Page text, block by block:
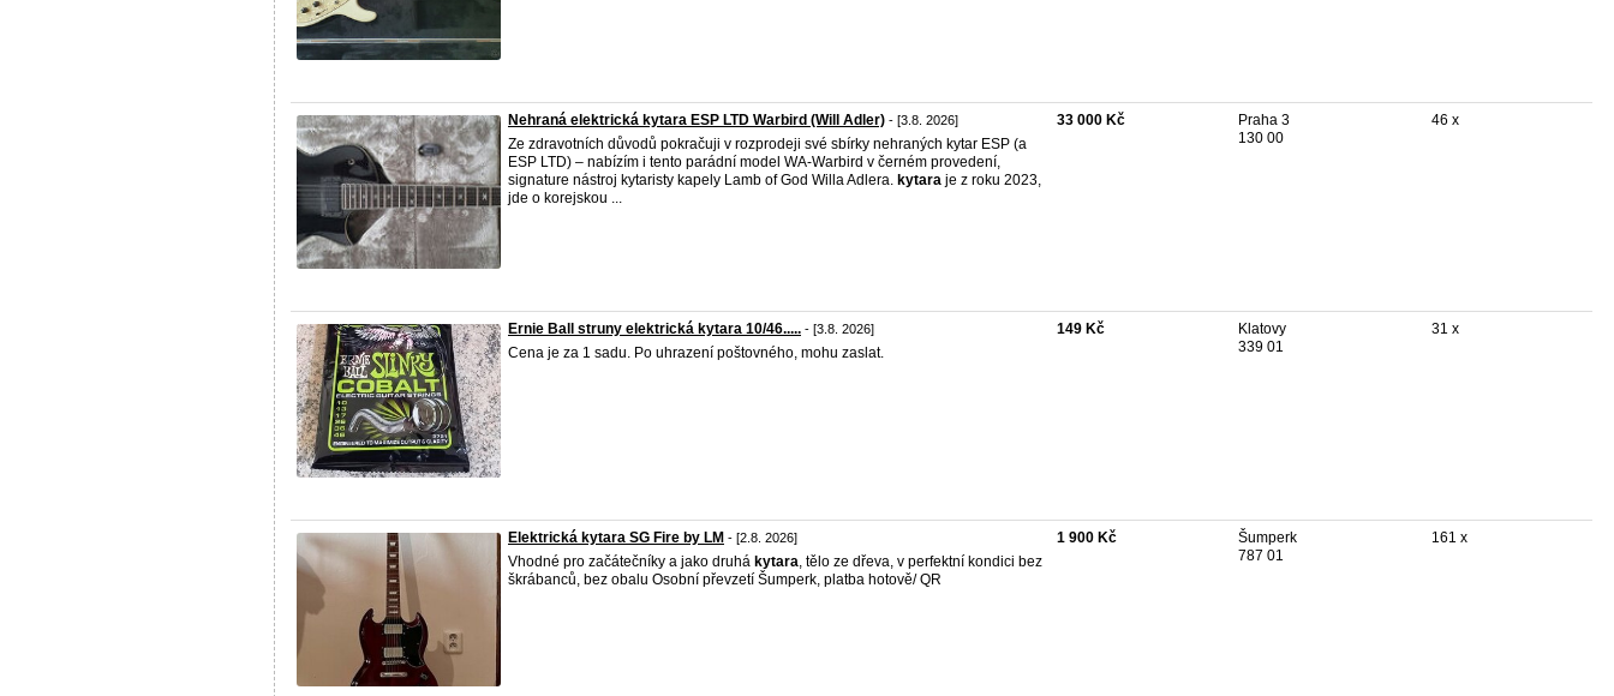
Nehraná elektrická kytara ESP LTD Warbird (Will Adler) - [3.8. 2026]
Ze zdravotních důvodů pokračuji v rozprodeji své sbírky nehraných kytar ESP (a
ESP LTD) – nabízím i tento parádní model WA-Warbird v černém provedení,
signature nástroj kytaristy kapely Lamb of God Willa Adlera. kytara je z roku 2023,
jde o korejskou ...
33 000 Kč
Praha 3
130 00
46 x
Ernie Ball struny elektrická kytara 10/46..... - [3.8. 2026]
Cena je za 1 sadu. Po uhrazení poštovného, mohu zaslat.
149 Kč
Klatovy
339 01
31 x
Elektrická kytara SG Fire by LM - [2.8. 2026]
Vhodné pro začátečníky a jako druhá kytara, tělo ze dřeva, v perfektní kondici bez
škrábanců, bez obalu Osobní převzetí Šumperk, platba hotově/ QR
1 900 Kč
Šumperk
787 01
161 x